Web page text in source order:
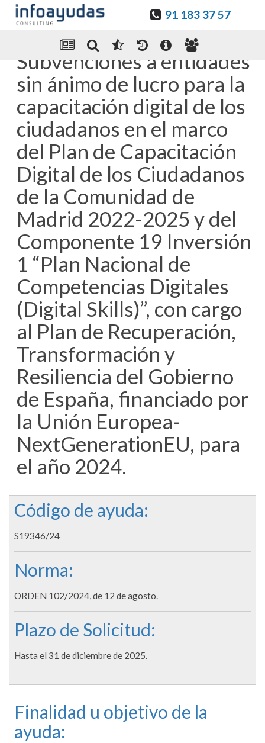
91 183 37 57
Enviar Por email
Subvenciones a entidades
sin ánimo de lucro para la
capacitación digital de los
ciudadanos en el marco
del Plan de Capacitación
Digital de los Ciudadanos
de la Comunidad de
Madrid 2022-2025 y del
Componente 19 Inversión
1 “Plan Nacional de
Competencias Digitales
(Digital Skills)”, con cargo
al Plan de Recuperación,
Transformación y
Resiliencia del Gobierno
de España, financiado por
la Unión Europea-
NextGenerationEU, para
el año 2024.
Código de ayuda:
S19346/24
Norma:
ORDEN 102/2024, de 12 de agosto.
Plazo de Solicitud:
Hasta el 31 de diciembre de 2025.
Finalidad u objetivo de la
ayuda: